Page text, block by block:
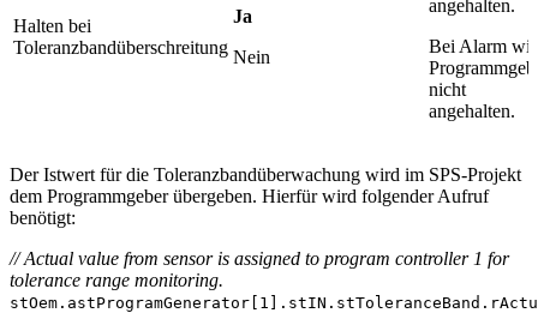
Halten bei
Toleranzbandüberschreitung
Ja
Nein
angehalten.
Bei Alarm
nicht
angehalten.
Der Istwert für die Toleranzbandüberwachung wird im SPS-Projekt
dem Programmgeber übergeben. Hierfür wird folgender Aufruf
benötigt:
// Actual value from sensor is assigned to program controller 1 for
tolerance range monitoring.